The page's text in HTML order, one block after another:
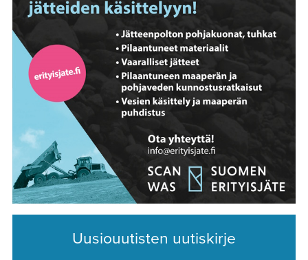
Uusiouutisten uutiskirje